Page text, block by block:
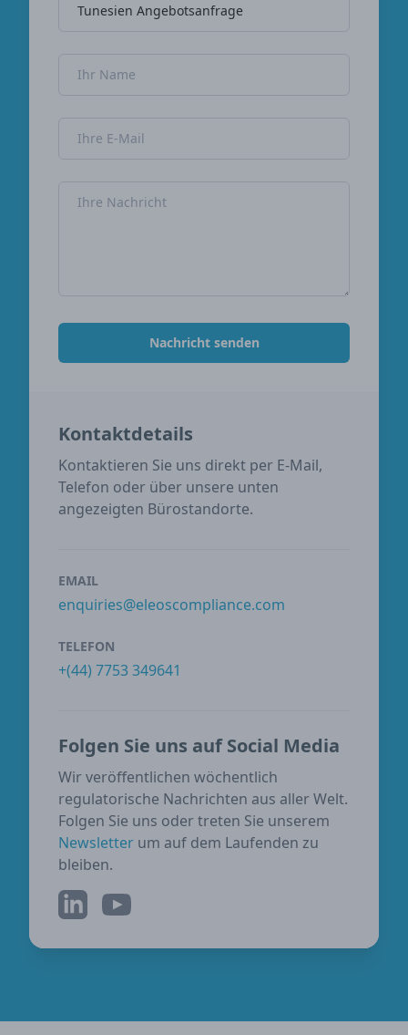
Nachricht senden
Kontaktdetails
Kontaktieren Sie uns direkt per E-Mail,
Telefon oder über unsere unten
angezeigten Bürostandorte.
EMAIL
enquiries@eleoscompliance.com
TELEFON
+(44) 7753 349641
Folgen Sie uns auf Social Media
Wir veröffentlichen wöchentlich
regulatorische Nachrichten aus aller Welt.
Folgen Sie uns oder treten Sie unserem
Newsletter um auf dem Laufenden zu
bleiben.
LinkedInYouTube